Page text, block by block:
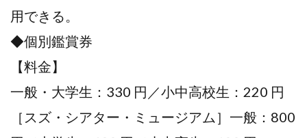
用できる。
◆個別鑑賞券
【料金】
一般・大学生：330 円／小中高校生：220 円
［スズ・シアター・ミュージアム］一般：800